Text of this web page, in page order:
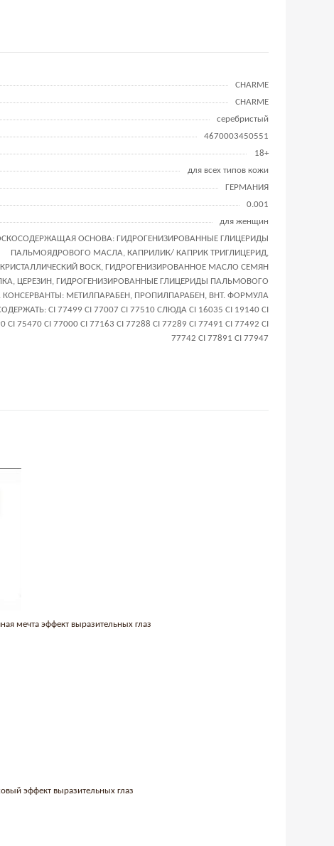
CHARME
CHARME
серебристый
4670003450551
18+
для всех типов кожи
ГЕРМАНИЯ
0.001
для женщин
ОСНОВА: ГИДРОГЕНИЗИРОВАННЫЕ ГЛИЦЕРИДЫ
ПАЛЬМОЯДРОВОГО МАСЛА, КАПРИЛИК/ КАПРИК ТРИГЛИЦЕРИД,
ВОСК, ГИДРОГЕНИЗИРОВАННОЕ МАСЛО СЕМЯН
ЦЕРЕЗИН, ГИДРОГЕНИЗИРОВАННЫЕ ГЛИЦЕРИДЫ ПАЛЬМОВОГО
МЕТИЛПАРАБЕН, ПРОПИЛПАРАБЕН, ВНТ. ФОРМУЛА
CI 77499 CI 77007 CI 77510 CЛЮДА CI 16035 CI 19140 CI
CI 75470 CI 77000 CI 77163 CI 77288 CI 77289 CI 77491 CI 77492 CI
77742 CI 77891 CI 77947
мечта эффект выразительных глаз
эффект выразительных глаз